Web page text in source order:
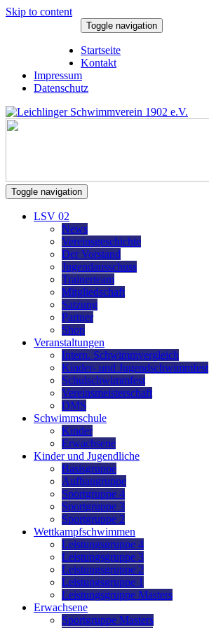
Skip to content
Toggle navigation
Startseite
Kontakt
Impressum
Datenschutz
Toggle navigation
LSV 02
News
Vereinsgeschichte
Der Vorstand
Jugendausschuss
Trainerteam
Mitgliedschaft
Satzung
Partner
Shop
Veranstaltungen
Intern. Schwimmvergleich
Kinder- und Jugendschwimmfest
Schulschwimmfest
Vereinsmeisterschaft
DMS
Schwimmschule
Kinder
Erwachsene
Kinder und Jugendliche
Basisgruppe
Aufbaugruppe
Sportgruppe 4
Sportgruppe 3
Sportgruppe 2
Wettkampfschwimmen
Leistungsgruppe 4
Leistungsgruppe 3
Leistungsgruppe 2
Leistungsgruppe 1
Leistungsgruppe Masters
Erwachsene
Sportgruppe Masters